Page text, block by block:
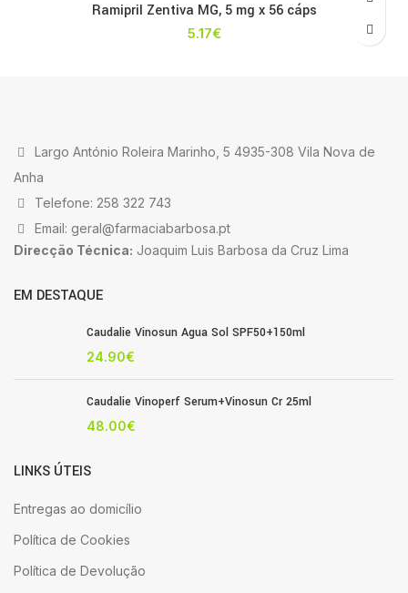
Ramipril Zentiva MG, 5 mg x 56 cáps
5.17€
Largo António Roleira Marinho, 5 4935-308 Vila Nova de
Anha
Telefone: 258 322 743
Email: geral@farmaciabarbosa.pt
Direcção Técnica: Joaquim Luis Barbosa da Cruz Lima
EM DESTAQUE
Caudalie Vinosun Agua Sol SPF50+150ml
24.90€
Caudalie Vinoperf Serum+Vinosun Cr 25ml
48.00€
LINKS ÚTEIS
Entregas ao domicílio
Política de Cookies
Política de Devolução